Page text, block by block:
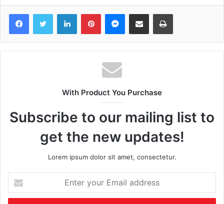
FacebookTwitter LinkedInPinterestMessenger
Share via Email Print
With Product You Purchase
Subscribe to our mailing list to
get the new updates!
Lorem ipsum dolor sit amet, consectetur.
your
Email